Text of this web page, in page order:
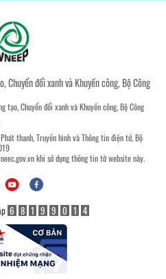
Chuyển đổi xanh và Khuyến công, Bộ Công
tạo, Chuyển đổi xanh và Khuyến công, Bộ Công
thanh, Truyền hình và Thông tin điện tử, Bộ
khi sử dụng thông tin từ website này.
6 8 1 9 9 0 1 4